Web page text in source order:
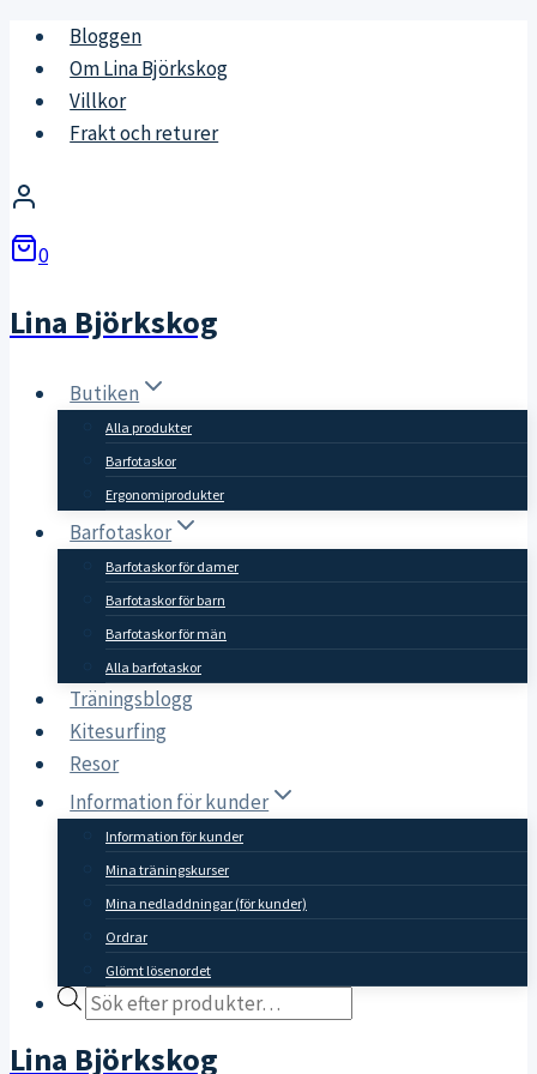
Skip
content
Bloggen
Om Lina Björkskog
Villkor
Frakt och returer
0
Lina Björkskog
Butiken
Alla produkter
Barfotaskor
Ergonomiprodukter
Barfotaskor
Barfotaskor för damer
Barfotaskor för barn
Barfotaskor för män
Alla barfotaskor
Träningsblogg
Kitesurfing
Resor
Information för kunder
Information för kunder
Mina träningskurser
Mina nedladdningar (för kunder)
Ordrar
Glömt lösenordet
Products
Lina Björkskog